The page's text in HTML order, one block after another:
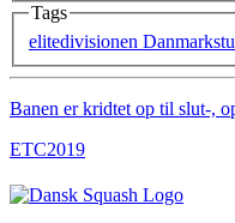
Tags
elitedivisionen
Banen er kridtet op til slut-,
ETC2019